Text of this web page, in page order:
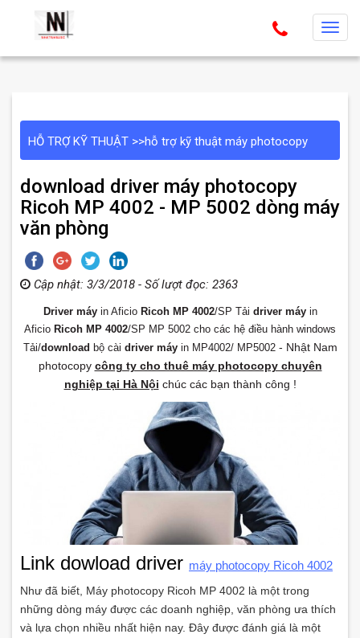
T
i
n
HỖ TRỢ KỸ THUẬT >>hỗ trợ kỹ thuật máy photocopy
download driver máy photocopy
Ricoh MP 4002 - MP 5002 dòng máy
văn phòng
Cập nhật: 3/3/2018 - Số lượt đọc: 2363
Driver máyin Aficio Ricoh MP 4002/SP Tải driver máyin
Aficio Ricoh MP 4002/SP MP 5002 cho các hệ điều hành windows
Tải/download bộ cài driver máyin MP4002/ MP5002- Nhật Nam
photocopy công ty cho thuê máy photocopy chuyên
nghiệp tại Hà Nội chúc các bạn thành công !
Link dowload driver máy photocopy Ricoh 4002
Như đã biết, Máy photocopy Ricoh MP 4002 là một trong
những dòng máy được các doanh nghiệp, văn phòng ưa thích
và lựa chọn nhiều nhất hiện nay. Đây được đánh giá là một